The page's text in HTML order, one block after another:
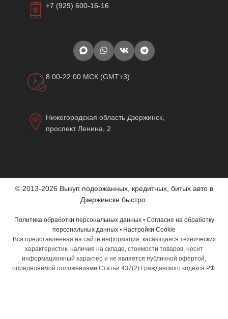
+7 (929) 600-16-16
8:00-22:00 МСК (GMT+3)
Нижегородская область Дзержинск,
проспект Ленина, 2
© 2013-2026 Выкуп подержанных, кредитных, битых авто в
Дзержинске быстро.
Политика обработки персональных данных• Согласие на обработку
персональных данных • Настройки Cookie
Вся представленная на сайте информация, касающаяся технических
характеристик, наличия на складе, стоимости товаров, носит
информационный характер и не является публичной офертой,
определяемой положениями Статьи 437(2) Гражданского кодекса РФ.